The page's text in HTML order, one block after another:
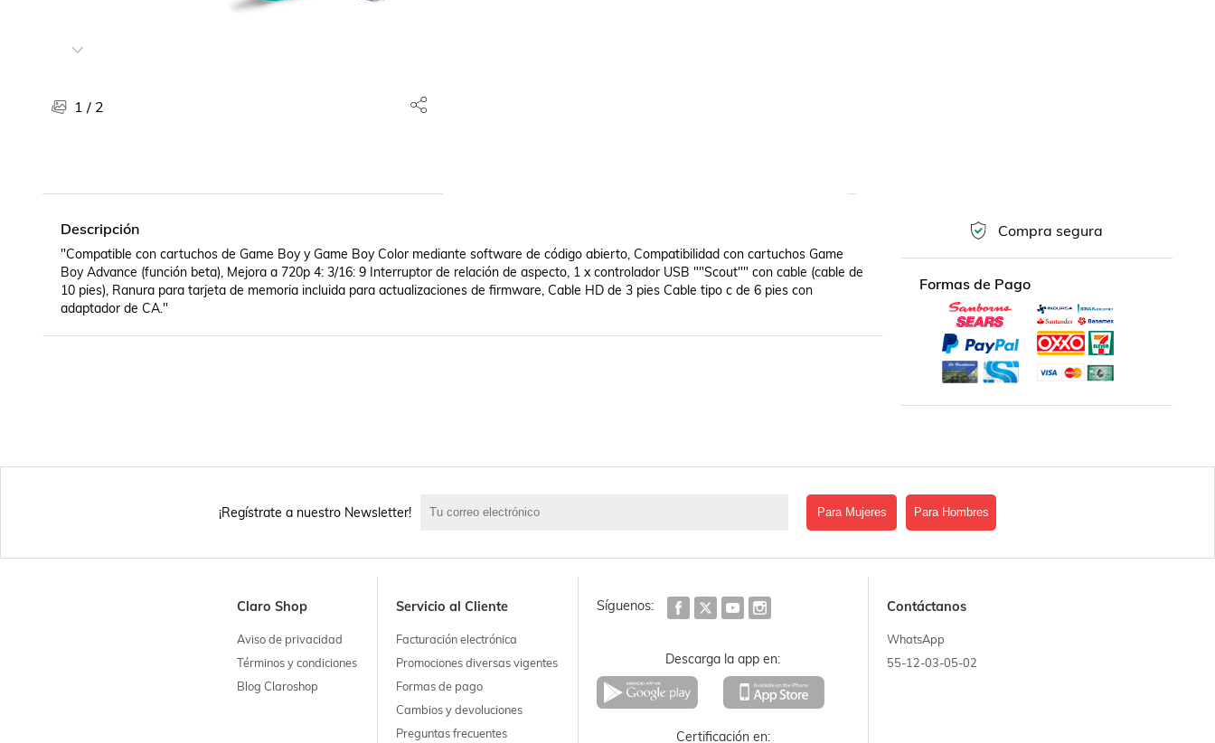
1 / 2
Descripción
"Compatible con cartuchos de Game Boy y Game Boy Color mediante software de código abierto, Compatibilidad con cartuchos Game
Boy Advance (función beta), Mejora a 720p 4: 3/16: 9 Interruptor de relación de aspecto, 1 x controlador USB ""Scout"" con cable (cable de
10 pies), Ranura para tarjeta de memoria incluida para actualizaciones de firmware, Cable HD de 3 pies Cable tipo c de 6 pies con
adaptador de CA."
Compra segura
Formas de Pago
¡Regístrate a nuestro Newsletter! Para Mujeres Para Hombres
Claro Shop
Aviso de privacidad
Términos y condiciones
Blog Claroshop
Servicio al Cliente
Facturación electrónica
Promociones diversas vigentes
Formas de pago
Cambios y devoluciones
Preguntas frecuentes
Síguenos:
Descarga la app en:
Certificación en:
Contáctanos
WhatsApp
55-12-03-05-02